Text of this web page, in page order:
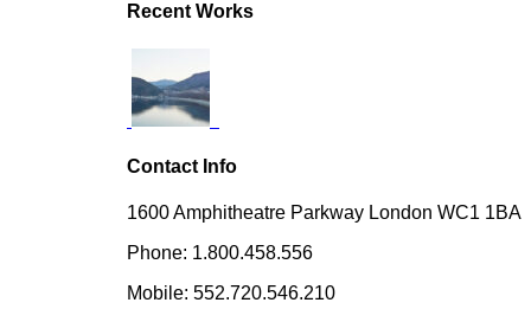
Recent Works
Contact Info
1600 Amphitheatre Parkway London WC1 1BA
Phone: 1.800.458.556
Mobile: 552.720.546.210